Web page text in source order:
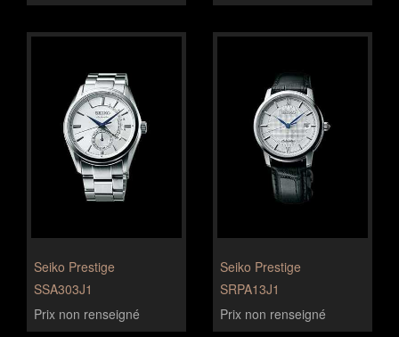
Seiko Prestige
SSA303J1
Prix non renseigné
Seiko Prestige
SRPA13J1
Prix non renseigné